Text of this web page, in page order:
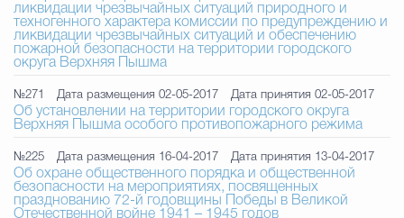
ликвидации чрезвычайных ситуаций природного и
техногенного характера комиссии по предупреждению и
ликвидации чрезвычайных ситуаций и обеспечению
пожарной безопасности на территории городского
округа Верхняя Пышма
№271 Дата размещения 02-05-2017 Дата принятия 02-05-2017
Об установлении на территории городского округа
Верхняя Пышма особого противопожарного режима
№225 Дата размещения 16-04-2017 Дата принятия 13-04-2017
Об охране общественного порядка и общественной
безопасности на мероприятиях, посвященных
празднованию 72-й годовщины Победы в Великой
Отечественной войне 1941 – 1945 годов